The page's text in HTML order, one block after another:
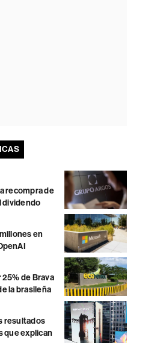
recompra de
dividendo
en
de Brava
la brasileña
resultados
que explican